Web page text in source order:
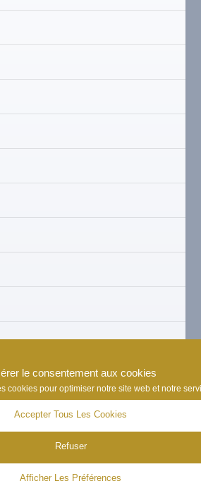
le consentement aux cookies
cookies pour optimiser notre site web et notre
Accepter Tous Les Cookies
Refuser
Afficher Les Préférences